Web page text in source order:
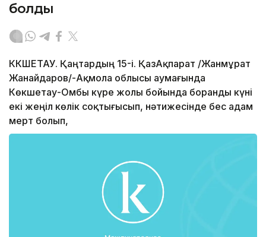
болды
КӨКШЕТАУ. Қаңтардың 15-і. ҚазАқпарат /Жанмұрат
Жанайдаров/-Ақмола облысы аумағында
Көкшетау-Омбы күре жолы бойында боранды күні
екі жеңіл көлік соқтығысып, нәтижесінде бес адам
мерт болып,